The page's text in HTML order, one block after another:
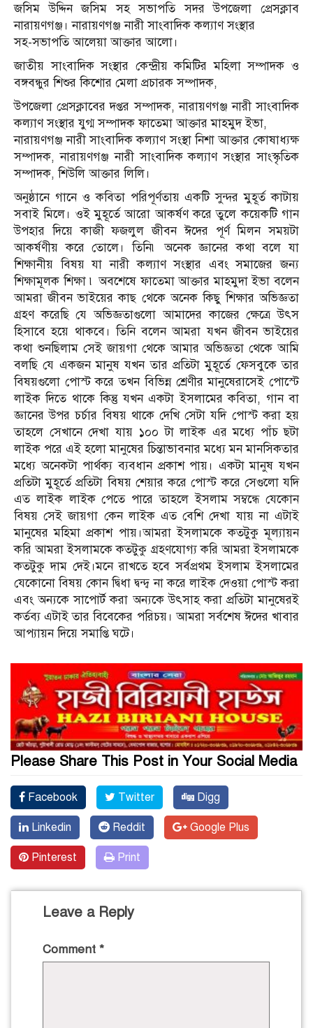
জসিম উদ্দিন জসিম সহ সভাপতি সদর উপজেলা প্রেসক্লাব
নারায়ণগঞ্জ। নারায়ণগঞ্জ নারী সাংবাদিক কল্যাণ সংস্থার
সহ-সভাপতি আলেয়া আক্তার আলো।
জাতীয় সাংবাদিক সংস্থার কেন্দ্রীয় কমিটির মহিলা সম্পাদক ও
বঙ্গবন্ধুর শিশুর কিশোর মেলা প্রচারক সম্পাদক,
উপজেলা প্রেসক্লাবের দপ্তর সম্পাদক, নারায়ণগঞ্জ নারী সাংবাদিক
কল্যাণ সংস্থার যুগ্ম সম্পাদক ফাতেমা আক্তার মাহমুদ ইভা,
নারায়ণগঞ্জ নারী সাংবাদিক কল্যাণ সংস্থা নিশা আক্তার কোষাধ্যক্ষ
সম্পাদক, নারায়ণগঞ্জ নারী সাংবাদিক কল্যাণ সংস্থার সাংস্কৃতিক
সম্পাদক, শিউলি আক্তার লিলি।
অনুষ্ঠানে গানে ও কবিতা পরিপূর্ণতায় একটি সুন্দর মুহূর্ত কাটায়
সবাই মিলে। ওই মুহূর্তে আরো আকর্ষণ করে তুলে কয়েকটি গান
উপহার দিয়ে কাজী ফজলুল জীবন ঈদের পূর্ণ মিলন সময়টা
আকর্ষণীয় করে তোলে। তিনি৷ অনেক জ্ঞানের কথা বলে যা
শিক্ষানীয় বিষয় যা নারী কল্যাণ সংস্থার এবং সমাজের জন্য
শিক্ষামূলক শিক্ষা ৷ অবশেষে ফাতেমা আক্তার মাহমুদা ইভা বলেন
আমরা জীবন ভাইয়ের কাছ থেকে অনেক কিছু শিক্ষার অভিজ্ঞতা
গ্রহণ করেছি যে অভিজ্ঞতাগুলো আমাদের কাজের ক্ষেত্রে উৎস
হিসাবে হয়ে থাকবে। তিনি বলেন আমরা যখন জীবন ভাইয়ের
কথা শুনছিলাম সেই জায়গা থেকে আমার অভিজ্ঞতা থেকে আমি
বলছি যে একজন মানুষ যখন তার প্রতিটা মুহূর্তে ফেসবুকে তার
বিষয়গুলো পোস্ট করে তখন বিভিন্ন শ্রেণীর মানুষেরাসেই পোস্টে
লাইক দিতে থাকে কিন্তু যখন একটা ইসলামের কবিতা, গান বা
জ্ঞানের উপর চর্চার বিষয় থাকে দেখি সেটা যদি পোস্ট করা হয়
তাহলে সেখানে দেখা যায় ১০০ টা লাইক এর মধ্যে পাঁচ ছটা
লাইক পরে এই হলো মানুষের চিন্তাভাবনার মধ্যে মন মানসিকতার
মধ্যে অনেকটা পার্থক্য ব্যবধান প্রকাশ পায়। একটা মানুষ যখন
প্রতিটা মুহূর্তে প্রতিটা বিষয় শেয়ার করে পোস্ট করে সেগুলো যদি
এত লাইক লাইক পেতে পারে তাহলে ইসলাম সম্বন্ধে যেকোন
বিষয় সেই জায়গা কেন লাইক এত বেশি দেখা যায় না এটাই
মানুষের মহিমা প্রকাশ পায়।আমরা ইসলামকে কতটুকু মূল্যায়ন
করি আমরা ইসলামকে কতটুকু গ্রহণযোগ্য করি আমরা ইসলামকে
কতটুকু দাম দেই।মনে রাখতে হবে সর্বপ্রথম ইসলাম ইসলামের
যেকোনো বিষয় কোন দ্বিধা দ্বন্দ্ব না করে লাইক দেওয়া পোস্ট করা
এবং অন্যকে সাপোর্ট করা অন্যকে উৎসাহ করা প্রতিটা মানুষেরই
কর্তব্য এটাই তার বিবেকের পরিচয়। আমরা সর্বশেষ ঈদের খাবার
আপ্যায়ন দিয়ে সমাপ্তি ঘটে।
Please Share This Post in Your Social Media
Facebook Twitter Digg
Linkedin Reddit Google Plus
Pinterest Print
Leave a Reply
Comment *